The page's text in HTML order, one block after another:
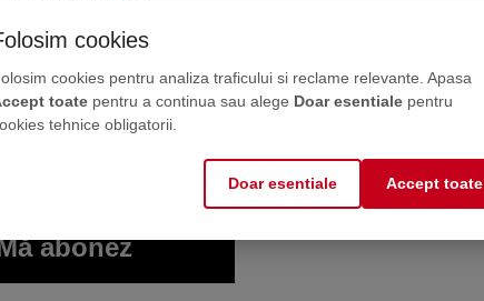
122400RON
cookies
cookies pentru analiza traficului si reclame relevante. Apasa
toate pentru a continua sau alege Doar esentiale pentru
tehnice obligatorii.
Doar esentiale Accept toate
direct în inbox
direct de la producător. Maximum 2-3
abonez